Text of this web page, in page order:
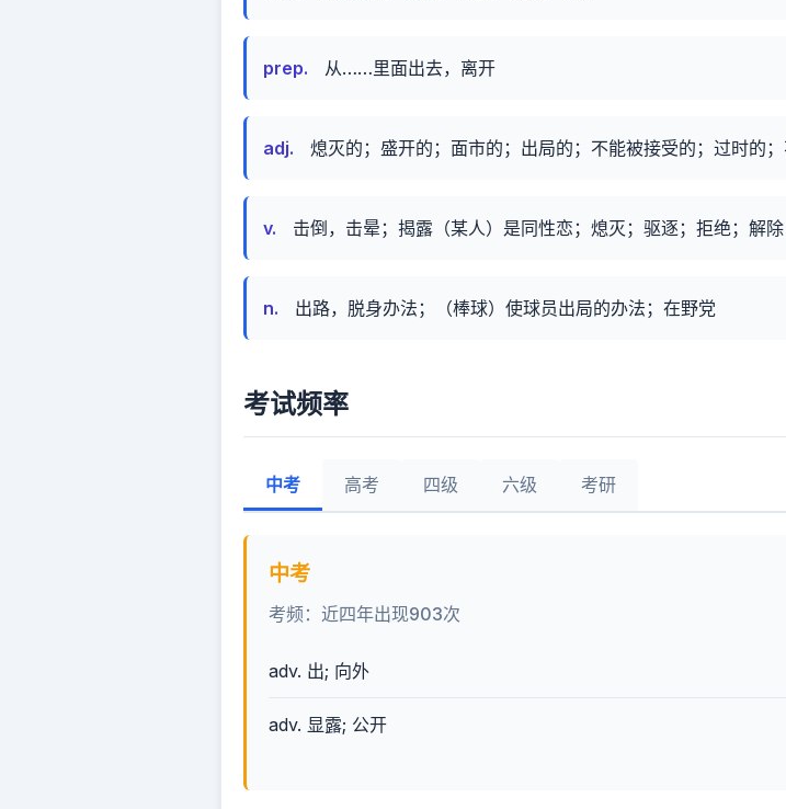
prep. 从……里面出去，离开
adj. 熄灭的；盛开的；面市的；出局的；不能被接受的；过时的
v. 击倒，击晕；揭露（某人）是同性恋；熄灭；驱逐；拒绝；解除
n. 出路，脱身办法；（棒球）使球员出局的办法；在野党
考试频率
中考 高考 四级 六级 考研
中考
考频：近四年出现903次
adv. 出; 向外
adv. 显露; 公开